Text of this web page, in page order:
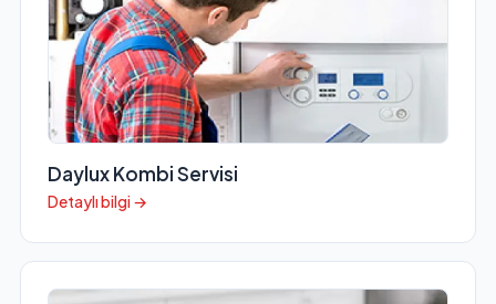
Daylux Kombi Servisi
Detaylı bilgi →